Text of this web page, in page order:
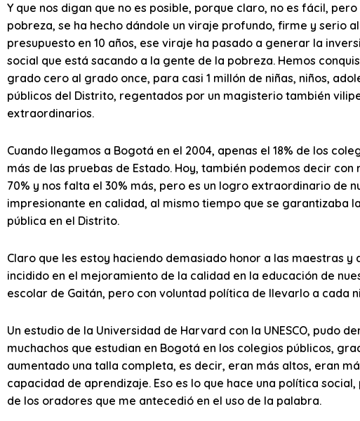
Y que nos digan que no es posible, porque claro, no es fácil,
pobreza, se ha hecho dándole un viraje profundo, firme y serio
presupuesto en 10 años, ese viraje ha pasado a generar la
social que está sacando a la gente de la pobreza. Hemos
grado cero al grado once, para casi 1 millón de niñas, niños,
públicos del Distrito, regentados por un magisterio también
extraordinarios.
Cuando llegamos a Bogotá en el 2004, apenas el 18% de los
más de las pruebas de Estado. Hoy, también podemos decir
70% y nos falta el 30% más, pero es un logro extraordinario de
impresionante en calidad, al mismo tiempo que se garantizaba
pública en el Distrito.
Claro que les estoy haciendo demasiado honor a las maestras
incidido en el mejoramiento de la calidad en la educación de
escolar de Gaitán, pero con voluntad política de llevarlo a cada
Un estudio de la Universidad de Harvard con la UNESCO, pudo
muchachos que estudian en Bogotá en los colegios públicos,
aumentado una talla completa, es decir, eran más altos, eran
capacidad de aprendizaje. Eso es lo que hace una política
de los oradores que me antecedió en el uso de la palabra.